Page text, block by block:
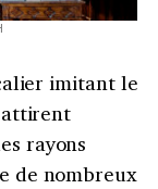
imitant le
rayons
de nombreux